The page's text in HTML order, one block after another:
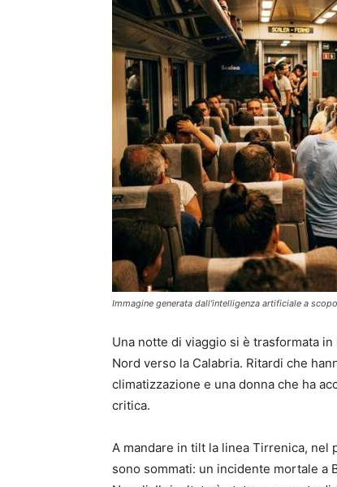
Immagine generata dall'intelligenza artificiale a
Una notte di viaggio si è trasformata
Nord verso la Calabria. Ritardi che
climatizzazione e una donna che ha
critica.
A mandare in tilt la linea Tirrenica,
sono sommati: un incidente mortale a